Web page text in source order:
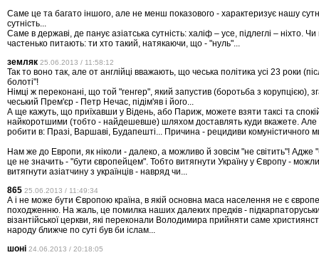
Саме це та багато іншого, але не менш показового - характеризує нашу
сутність...
Саме в державі, де панує азіатська сутність: халіф – усе, підлеглі – ніхто. Чи
частенько питають: ти хто такий, натякаючи, що - "нуль"...
земляк 25.06.2013 / 11:58:12
Так то воно так, але от англійці вважають, що чеська політика усі 23 роки
болоті"!
Німці ж переконані, що той "генгер", який запустив (боротьба з корупцією),
чеський Прем'єр - Петр Нечас, підім'яв і його...
А ще кажуть, що приїхавши у Відень, або Париж, можете взяти таксі та
найкоротшими (тобто - найдешевше) шляхом доставлять куди вкажете. Але
робити в: Празі, Варшаві, Будапешті... Причина - рецидиви комуністичного
Нам же до Европи, як ніколи - далеко, а можливо й зовсім "не світить"! Адже
це не значить - "бути європейцем". Тобто витягнути Україну у Європу -
витягнути азіатчину з українців - навряд чи...
865 25.06.2013 / 11:49:34
А і не може бути Європою країна, в якій основна маса населення не є
походженню. На жаль, це помилка наших далеких предків -
візантійської церкви, які переконали Володимира прийняти саме
народу ближче по суті був би іслам...
шоні 24.06.2013 / 20:18:05